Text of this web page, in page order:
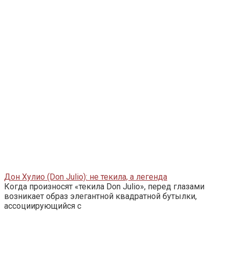
Дон Хулио (Don Julio): не текила, а легенда
Когда произносят «текила Don Julio», перед глазами
возникает образ элегантной квадратной бутылки,
ассоциирующийся с